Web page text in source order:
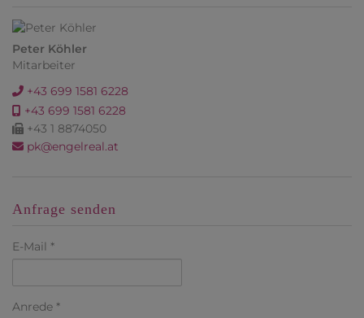
Peter Köhler
Mitarbeiter
+43 699 1581 6228
+43 699 1581 6228
+43 1 8874050
pk@engelreal.at
Anfrage senden
E-Mail
Anrede